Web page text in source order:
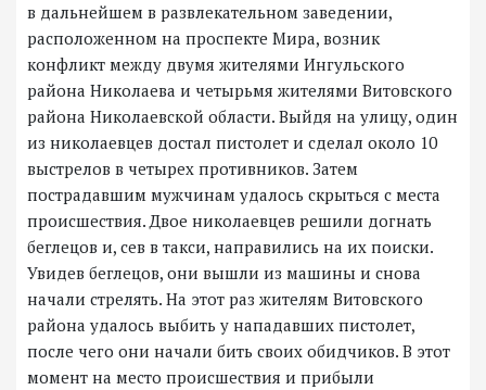
в дальнейшем в развлекательном заведении,
расположенном на проспекте Мира, возник
конфликт между двумя жителями Ингульского
района Николаева и четырьмя жителями Витовского
района Николаевской области. Выйдя на улицу, один
из николаевцев достал пистолет и сделал около 10
выстрелов в четырех противников. Затем
пострадавшим мужчинам удалось скрыться с места
происшествия. Двое николаевцев решили догнать
беглецов и, сев в такси, направились на их поиски.
Увидев беглецов, они вышли из машины и снова
начали стрелять. На этот раз жителям Витовского
района удалось выбить у нападавших пистолет,
после чего они начали бить своих обидчиков. В этот
момент на место происшествия и прибыли